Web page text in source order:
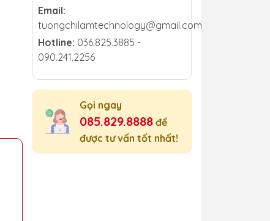
Email:
tuongchilamtechnology@gmail.com
Hotline: 036.825.3885 -
090.241.2256
Gọi ngay
085.829.8888 để
được tư vấn tốt nhất!